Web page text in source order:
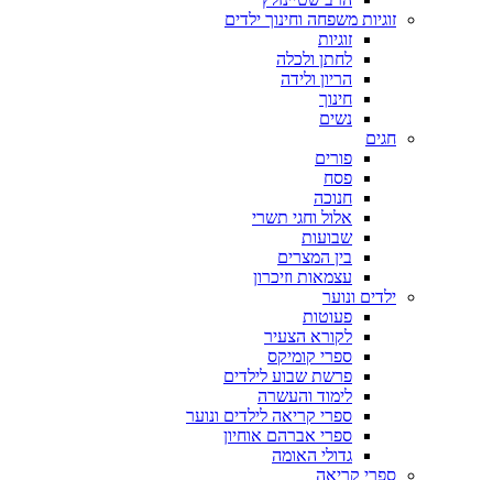
זוגיות משפחה וחינוך ילדים
זוגיות
לחתן ולכלה
הריון ולידה
חינוך
נשים
חגים
פורים
פסח
חנוכה
אלול וחגי תשרי
שבועות
בין המצרים
עצמאות וזיכרון
ילדים ונוער
פעוטות
לקורא הצעיר
ספרי קומיקס
פרשת שבוע לילדים
לימוד והעשרה
ספרי קריאה לילדים ונוער
ספרי אברהם אוחיון
גדולי האומה
ספרי קריאה